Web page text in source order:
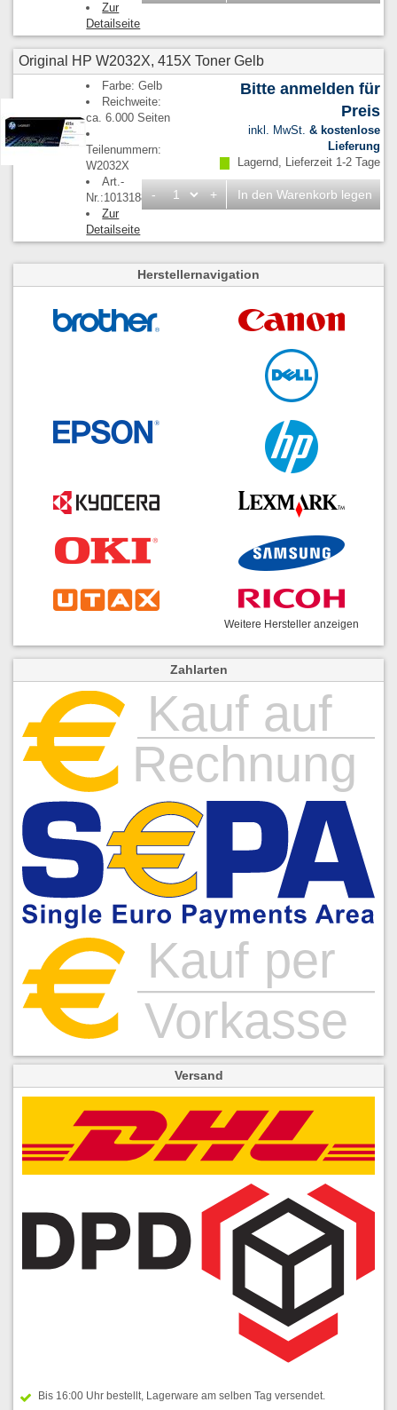
Zur
Detailseite
Original HP W2032X, 415X Toner Gelb
Farbe: Gelb
Reichweite:
ca. 6.000 Seiten
Teilenummern:
W2032X
Art.-
Nr.:1013188
Zur
Detailseite
Bitte anmelden für
Preis
inkl. MwSt. & kostenlose
Lieferung
Lagernd, Lieferzeit 1-2 Tage
- + In den Warenkorb legen
Herstellernavigation
Weitere Hersteller anzeigen
Zahlarten
Versand
Bis 16:00 Uhr bestellt, Lagerware am selben Tag versendet.